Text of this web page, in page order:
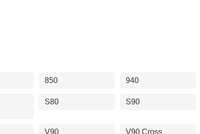
850 940
S80 S90
V90
V90 Cross